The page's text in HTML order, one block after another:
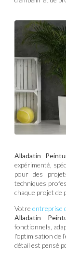
Alladatin
expérimenté,
pour des
techniques
chaque projet de
Votre entreprise
Alladatin
fonctionnels,
l'optimisation de
détail est pensé